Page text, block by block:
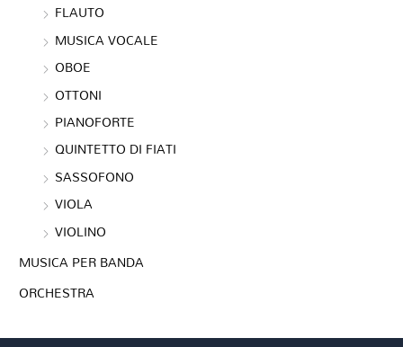
FLAUTO
MUSICA VOCALE
OBOE
OTTONI
PIANOFORTE
QUINTETTO DI FIATI
SASSOFONO
VIOLA
VIOLINO
MUSICA PER BANDA
ORCHESTRA